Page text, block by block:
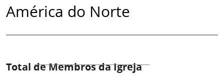
América do Norte
Total de Membros da Igreja